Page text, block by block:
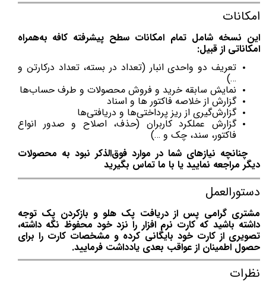
امکانات
این نسخه شامل تمام امکانات سطح پیشرفته کافه به‌همراه
امکاناتی از قبیل:
تعریف دو واحدی انبار (تعداد در بسته، تعداد درکارتن و
…)
نمایش سابقه خرید و فروش محصولات و طرف حساب‌ها
گزارش از خلاصه فاکتور ها و اسناد
گزارش‌گیری از ریز پرداختی‌ها و دریافتی‌ها
گزارش عملکرد کاربران (حذف، اصلاح و صدور انواع
فاکتور، سند، چک و …)
چنانچه نیازهای شما در موارد فوق‌الذکر نبود به محصولات
دیگر مراجعه نمایید یا با ما تماس بگیرید
دستورالعمل
مشتری گرامی پس از دریافت پک هلو و بازکردن پک توجه
داشته باشید که کارت نرم افزار را نزد خود محفوظ نگه داشته،
تصویری از کارت خود بایگانی کرده و مشخصات کارت را برای
حصول اطمینان از عواقب بعدی یادداشت فرمایید.
نظرات